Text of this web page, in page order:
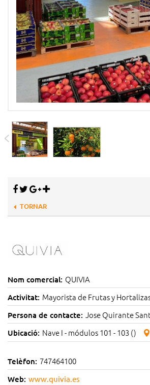
TORNAR
Nom comercial: QUIVIA
Activitat: Mayorista de Frutas y
Persona de contacte: Jose Quirante
Ubicació: Nave I - módulos 101 - 103 ()
Telèfon: 747464100
Web: www.quivia.es